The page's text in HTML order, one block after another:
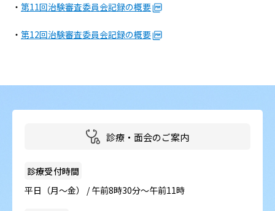
・ 第11回治験審査委員会記録の概要
・ 第12回治験審査委員会記録の概要
診療・面会のご案内
診療受付時間
平日（月～金） / 午前8時30分～午前11時